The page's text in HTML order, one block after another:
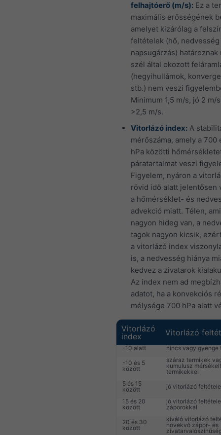
felhajtóerő (m/s): Ez a
maximális erősségének
amelyet kizárólag a
feltételek (hő, nedvesség
napsugárzás) határoznak
szél által okozott
(hegyihullámok,
stb.) nem veszi
Minimum 1,5 m/s, jó 2 m/
>2,5 m/s.
Vitorlázó index: A
mérőszáma, amely a 700
hPa közötti
páratartalmat veszi
Figyelem, nyáron a
rövid idő alatt jelentősen
a hőmérséklet- és
advekció miatt. Télen,
nagyon hideg van, a
tagok nagyon kicsik,
a vitorlázó index
is, a nedvesség hiánya
kedvez a zivatarok
Az index nem ad
adatot, ha a konvekciós
mélysége 700 hPa alatt
Vitorlázó
index
Vitorlázó
-10 alatt
nincs vagy gyenge
-10 és 5
között
száraz termikek
kumulusz mérsékelt
termikekkel
5 és 15
között
jó vitorlázó
15 és 20
között
jó vitorlázó
záporokkal
20 és 30
között
kiváló vitorlázó
növekvő zápor- és